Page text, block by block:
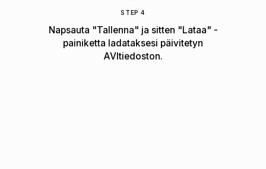
STEP 4
Napsauta "Tallenna" ja sitten "Lataa" -
painiketta ladataksesi päivitetyn
AVItiedoston.